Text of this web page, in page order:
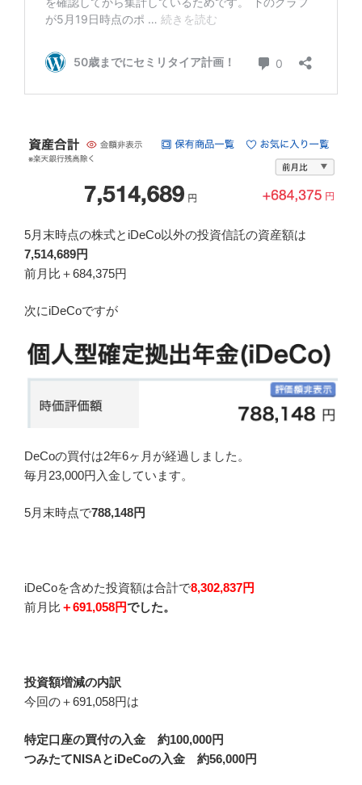
5月末時点の株式とiDeCo以外の投資信託の資産額は
7,514,689円
前月比＋684,375円
次にiDeCoですが
DeCoの買付は2年6ヶ月が経過しました。
毎月23,000円入金しています。
5月末時点で788,148円
iDeCoを含めた投資額は合計で8,302,837円
前月比 ＋691,058円でした。
投資額増減の内訳
今回の＋691,058円は
特定口座の買付の入金
約100,000円
つみたてNISAとiDeCoの入金 約56,000円